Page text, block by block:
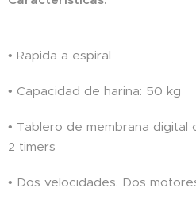
• Rapida a espiral
• Capacidad de harina: 50 kg
• Tablero de membrana digital
2 timers
• Dos velocidades. Dos